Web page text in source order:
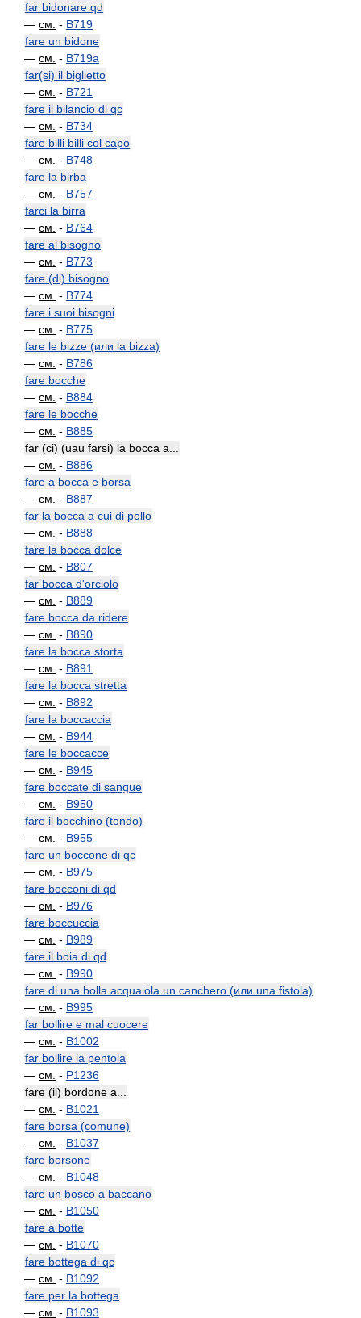
far bidonare qd
— см. - B719
fare un bidone
— см. - B719a
far(si) il biglietto
— см. - B721
fare il bilancio di qc
— см. - B734
fare billi billi col capo
— см. - B748
fare la birba
— см. - B757
farci la birra
— см. - B764
fare al bisogno
— см. - B773
fare (di) bisogno
— см. - B774
fare i suoi bisogni
— см. - B775
fare le bizze (или la bizza)
— см. - B786
fare bocche
— см. - B884
fare le bocche
— см. - B885
far (ci) (uau farsi) la bocca a...
— см. - B886
fare a bocca e borsa
— см. - B887
far la bocca a cui di pollo
— см. - B888
fare la bocca dolce
— см. - B807
far bocca d'orciolo
— см. - B889
fare bocca da ridere
— см. - B890
fare la bocca storta
— см. - B891
fare la bocca stretta
— см. - B892
fare la boccaccia
— см. - B944
fare le boccacce
— см. - B945
fare boccate di sangue
— см. - B950
fare il bocchino (tondo)
— см. - B955
fare un boccone di qc
— см. - B975
fare bocconi di qd
— см. - B976
fare boccuccia
— см. - B989
fare il boia di qd
— см. - B990
fare di una bolla acquaiola un canchero (или una fistola)
— см. - B995
far bollire e mal cuocere
— см. - B1002
far bollire la pentola
— см. - P1236
fare (il) bordone a...
— см. - B1021
fare borsa (comune)
— см. - B1037
fare borsone
— см. - B1048
fare un bosco a baccano
— см. - B1050
fare a botte
— см. - B1070
fare bottega di qc
— см. - B1092
fare per la bottega
— см. - B1093